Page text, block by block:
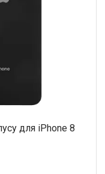
для iPhone 8